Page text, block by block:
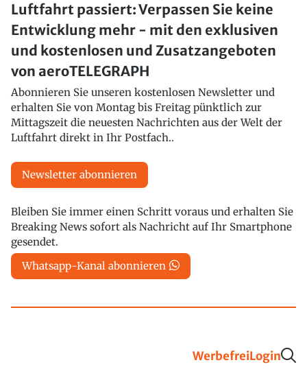
Luftfahrt passiert: Verpassen Sie keine
Entwicklung mehr - mit den exklusiven
und kostenlosen und Zusatzangeboten
von aeroTELEGRAPH
Abonnieren Sie unseren kostenlosen Newsletter und
erhalten Sie von Montag bis Freitag pünktlich zur
Mittagszeit die neuesten Nachrichten aus der Welt der
Luftfahrt direkt in Ihr Postfach..
Newsletter abonnieren
Bleiben Sie immer einen Schritt voraus und erhalten Sie
Breaking News sofort als Nachricht auf Ihr Smartphone
gesendet.
Whatsapp-Kanal abonnieren
WerbefreiLogin